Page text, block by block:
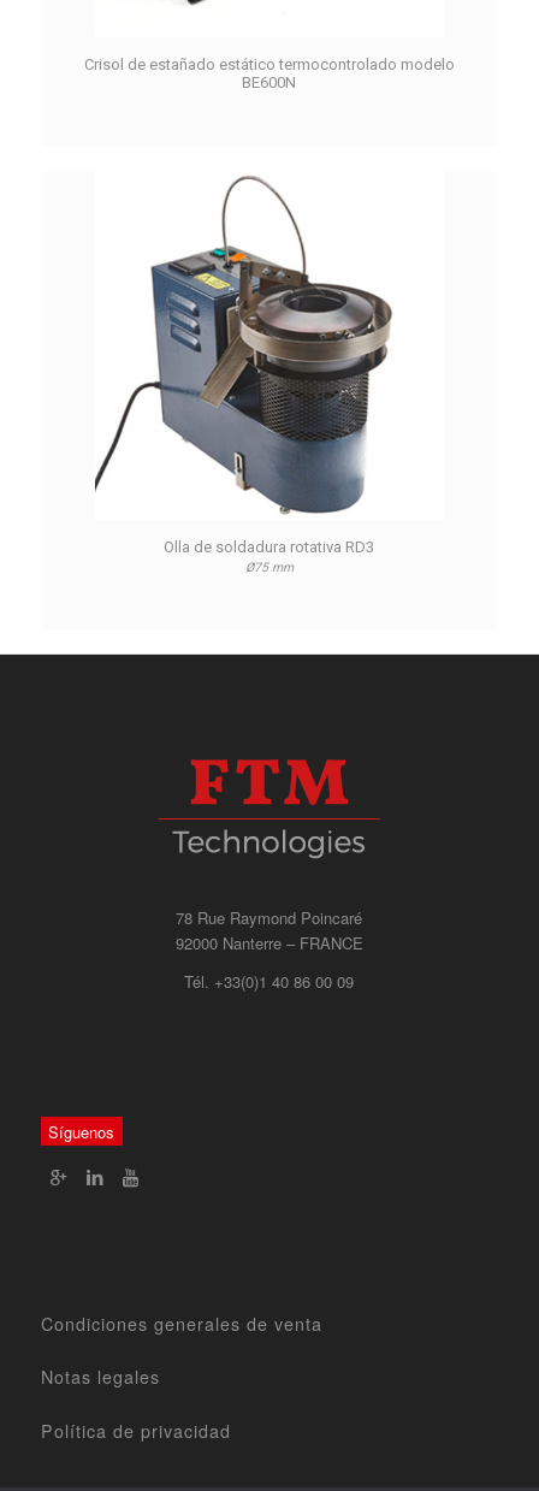
Crisol de estañado estático termocontrolado modelo
BE600N
Olla de soldadura rotativa RD3
Ø75 mm
78 Rue Raymond Poincaré
92000 Nanterre – FRANCE
Tél. +33(0)1 40 86 00 09
Síguenos
Condiciones generales de venta
Notas legales
Política de privacidad